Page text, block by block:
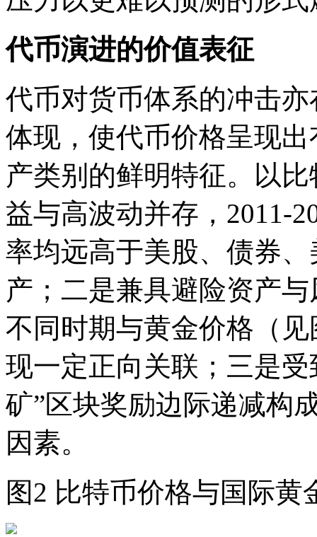
代币演进的价值表征
代币对货币体系的冲击
体现，使代币价格呈现
产类别的鲜明特征。以
益与高波动并存，2011-
率均远高于美股、债券
产；二是兼具避险资产
不同时期与黄金价格（
现一定正向关联；三是
矿”区块奖励边际递减构
因素。
图2 比特币价格与国际黄